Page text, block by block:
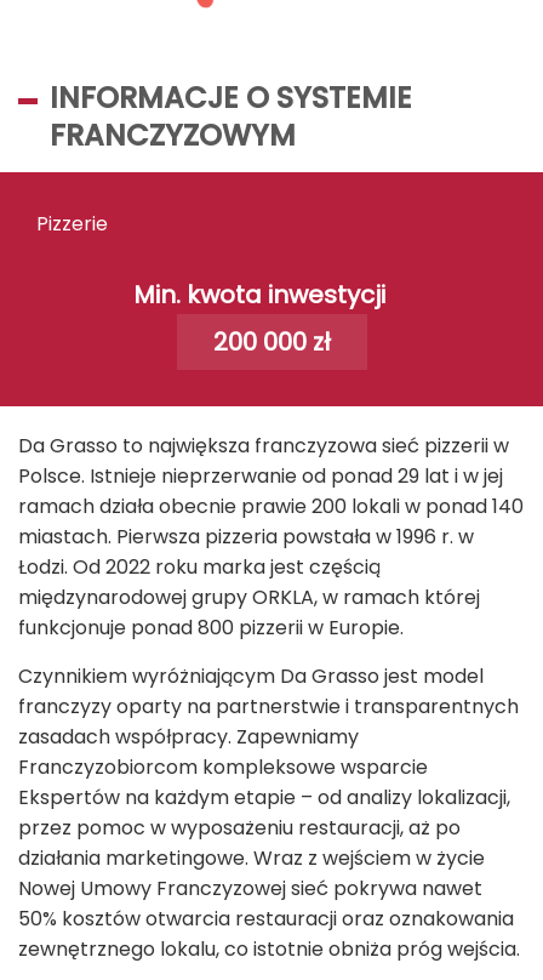
INFORMACJE O SYSTEMIE
FRANCZYZOWYM
Pizzerie
Min. kwota inwestycji
200 000 zł
Da Grasso to największa franczyzowa sieć pizzerii w
Polsce. Istnieje nieprzerwanie od ponad 29 lat i w jej
ramach działa obecnie prawie 200 lokali w ponad 140
miastach. Pierwsza pizzeria powstała w 1996 r. w
Łodzi. Od 2022 roku marka jest częścią
międzynarodowej grupy ORKLA, w ramach której
funkcjonuje ponad 800 pizzerii w Europie.
Czynnikiem wyróżniającym Da Grasso jest model
franczyzy oparty na partnerstwie i transparentnych
zasadach współpracy. Zapewniamy
Franczyzobiorcom kompleksowe wsparcie
Ekspertów na każdym etapie – od analizy lokalizacji,
przez pomoc w wyposażeniu restauracji, aż po
działania marketingowe. Wraz z wejściem w życie
Nowej Umowy Franczyzowej sieć pokrywa nawet
50% kosztów otwarcia restauracji oraz oznakowania
zewnętrznego lokalu, co istotnie obniża próg wejścia.